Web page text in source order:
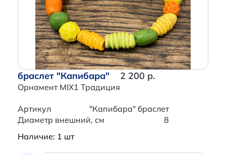
браслет "Капибара"
Орнамент MIX1 Традиция
2 200 р.
Артикул
"Капибара" браслет
Диаметр внешний, см
8
Наличие: 1 шт